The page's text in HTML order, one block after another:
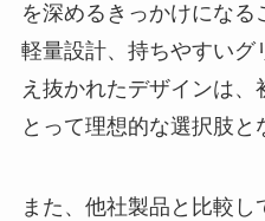
を深めるきっかけにな
軽量設計、持ちやすいグ
え抜かれたデザインは
とって理想的な選択肢と
また、他社製品と比較し